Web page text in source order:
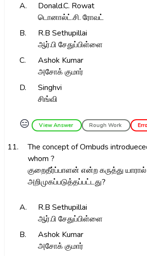
A.
Donald.C. Rowat
டொனால்ட்.சி. ரோவட்
B.
R.B Sethupillai
ஆர்.பி சேதுப்பிள்ளை
C.
Ashok Kumar
அசோக் குமார்
D.
Singhvi
சிங்வி
😑 View Answer Rough Work
11.
The concept of Ombuds
whom ?
குறைதீர்ப்பாளன் என்ற கருத்து
அறிமுகப்படுத்தப்பட்டது?
A.
R.B Sethupillai
ஆர்.பி சேதுப்பிள்ளை
B.
Ashok Kumar
அசோக் குமார்